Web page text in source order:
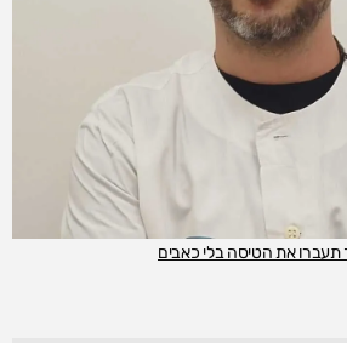
תעברו את הטיסה בלי כאבים